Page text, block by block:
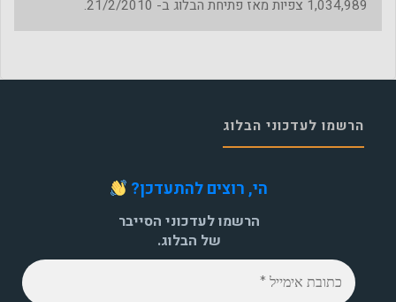
1,034,989 צפיות מאז פתיחת הבלוג ב- 21/2/2010.
הרשמו לעדכוני הבלוג
הי, רוצים להתעדכן?
הרשמו לעדכוני הסייבר
של הבלוג.